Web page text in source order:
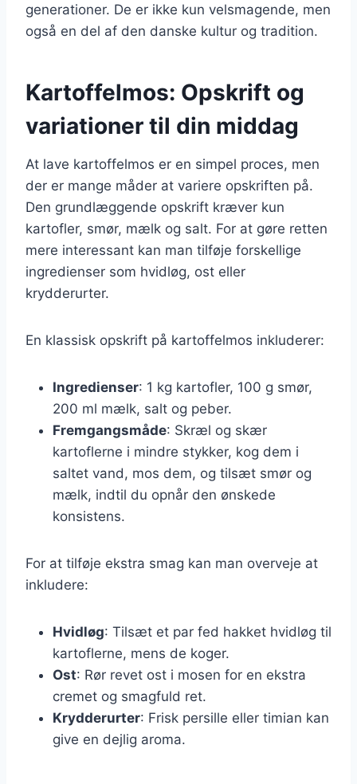
generationer. De er ikke kun velsmagende, men
også en del af den danske kultur og tradition.
Kartoffelmos: Opskrift og
variationer til din middag
At lave kartoffelmos er en simpel proces, men
der er mange måder at variere opskriften på.
Den grundlæggende opskrift kræver kun
kartofler, smør, mælk og salt. For at gøre retten
mere interessant kan man tilføje forskellige
ingredienser som hvidløg, ost eller
krydderurter.
En klassisk opskrift på kartoffelmos inkluderer:
Ingredienser: 1 kg kartofler, 100 g smør,
200 ml mælk, salt og peber.
Fremgangsmåde: Skræl og skær
kartoflerne i mindre stykker, kog dem i
saltet vand, mos dem, og tilsæt smør og
mælk, indtil du opnår den ønskede
konsistens.
For at tilføje ekstra smag kan man overveje at
inkludere:
Hvidløg: Tilsæt et par fed hakket hvidløg til
kartoflerne, mens de koger.
Ost: Rør revet ost i mosen for en ekstra
cremet og smagfuld ret.
Krydderurter: Frisk persille eller timian kan
give en dejlig aroma.